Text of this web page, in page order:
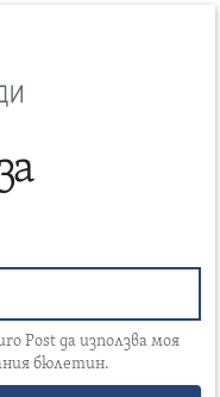
Post да използва моя
бюлетин.